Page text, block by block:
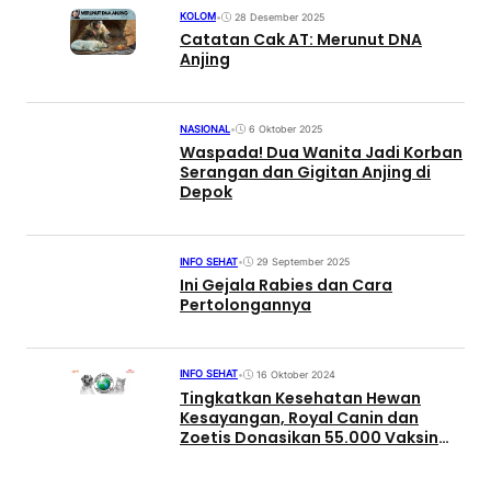
KOLOM• 28 Desember 2025
Catatan Cak AT: Merunut DNA
Anjing
NASIONAL• 6 Oktober 2025
Waspada! Dua Wanita Jadi Korban
Serangan dan Gigitan Anjing di
Depok
INFO SEHAT• 29 September 2025
Ini Gejala Rabies dan Cara
Pertolongannya
INFO SEHAT• 16 Oktober 2024
Tingkatkan Kesehatan Hewan
Kesayangan, Royal Canin dan
Zoetis Donasikan 55.000 Vaksin